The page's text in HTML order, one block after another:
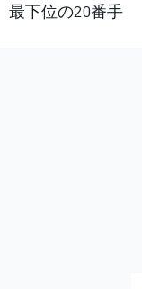
最下位の20番手